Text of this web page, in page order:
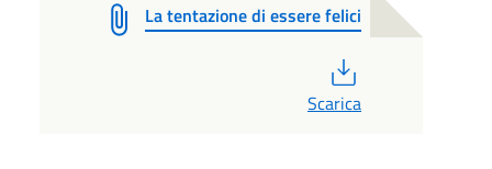
La tentazione di essere felici
Scarica